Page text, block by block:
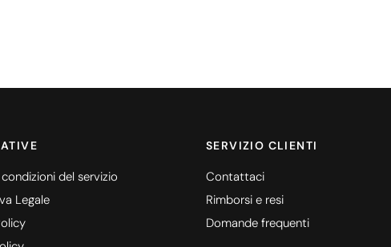
del servizio
Legale
SERVIZIO CLIENTI
Contattaci
Rimborsi e resi
Domande frequenti